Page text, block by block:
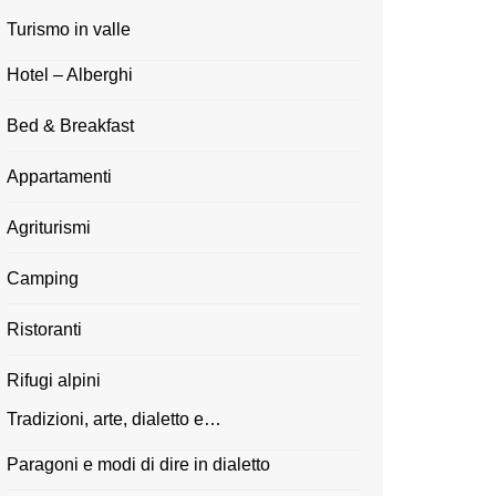
Turismo in valle
Hotel – Alberghi
Bed & Breakfast
Appartamenti
Agriturismi
Camping
Ristoranti
Rifugi alpini
Tradizioni, arte, dialetto e…
Paragoni e modi di dire in dialetto